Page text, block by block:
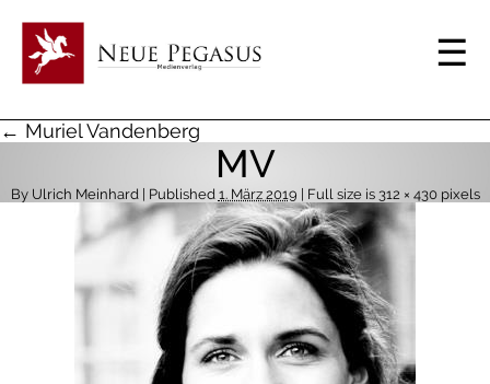
← Muriel Vandenberg
MV
By Ulrich Meinhard| Published 1. März 2019 | Full size is 312 × 430pixels